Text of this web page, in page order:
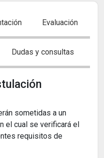
Evaluación
Dudas y consultas
sometidas a un
el cual se verificará el
requisitos de